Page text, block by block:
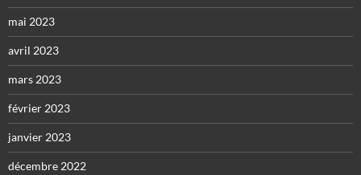
mai 2023
avril 2023
mars 2023
février 2023
janvier 2023
décembre 2022